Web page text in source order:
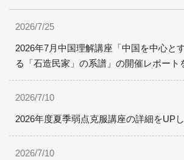
2026/7/25
2026年7月中国理解講座「中国を中心と
る「石造民家」の系譜」の開催レポート
2026/7/10
2026年度夏季弱点克服講座の詳細をUP
2026/7/10